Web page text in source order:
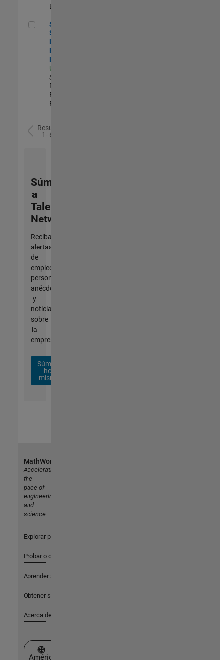
Experimentado
Senior Security Learning and Enablement Engineer
Senior
Security
Learning and
Enablement
Engineer
US-MA-Natick
Software
Process
Engineering |
Experimentado
Resultados
1- 6 de
Súmese
a
Talent
Network
Reciba
alertas
de
empleo
personalizadas,
anécdotas
y
noticias
sobre
la
empresa.
Súmese
hoy
mismo
MathWorks
Accelerating
the
pace of
engineering
and
science
Explorar productos
Probar o comprar
Aprender a utilizar
Obtener soporte
Acerca de MathWorks
Seleccione un país/idioma
América